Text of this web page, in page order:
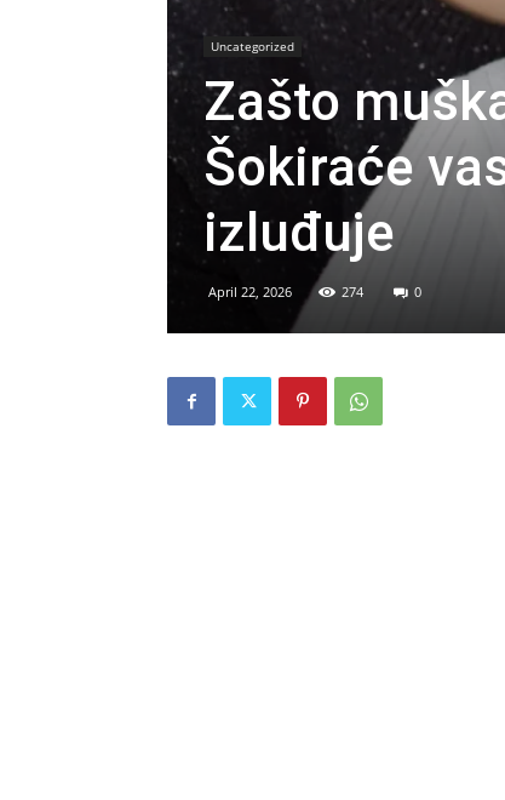
Uncategorized
Zašto
Šokiraće
izluđuje
April 22, 2026 274 0